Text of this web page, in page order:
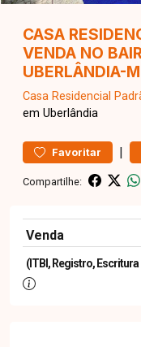
CASA
VENDA NO
UBERLÂNDIA-
Casa Residencial
em Uberlândia
Favoritar |
Compartilhe:
Venda
(ITBI, Registro,